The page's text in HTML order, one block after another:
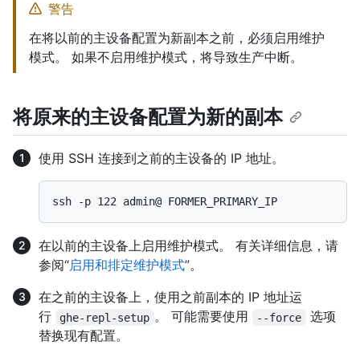
警告
在将以前的主设备配置为新副本之前，必须启用维护
模式。 如果不启用维护模式，将导致生产中断。
将原来的主设备配置为新的副本
使用 SSH 连接到之前的主设备的 IP 地址。
在以前的主设备上启用维护模式。 有关详细信息，请
参阅“启用和排定维护模式”。
在之前的主设备上，使用之前副本的 IP 地址运
行
ghe-repl-setup 。 可能需要使用 --force
选项
替换现有配置。